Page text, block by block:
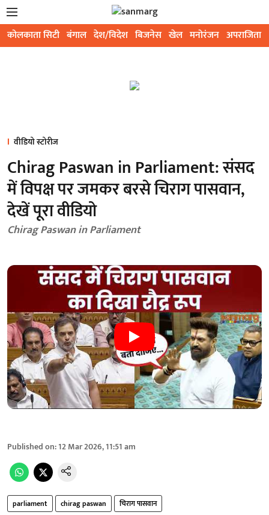
कोलकाता सिटी बंगाल देश/विदेश बिजनेस खेल मनोरंजन अपराजिता
वीडियो स्टोरीज
Chirag Paswan in Parliament: संसद
में विपक्ष पर जमकर बरसे चिराग पासवान,
देखें पूरा वीडियो
Chirag Paswan in Parliament
Published on:12 Mar 2026, 11:51 am
parliament chirag paswan
चिराग पासवान